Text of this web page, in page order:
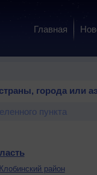
Главная
города или
район